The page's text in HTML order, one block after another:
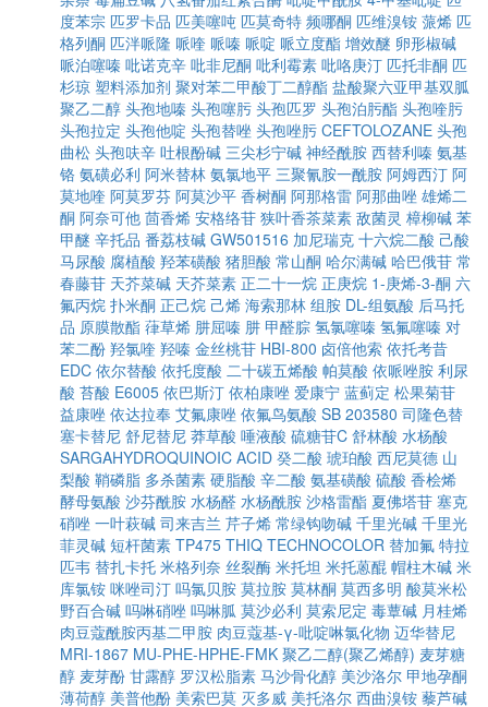
度苯宗 匹罗卡品 匹美噻吨 匹莫奇特 频哪酮 匹维溴铵 蒎烯 匹
格列酮 匹泮哌隆 哌喹 哌嗪 哌啶 哌立度酯 增效醚 卵形椒碱
哌泊噻嗪 吡诺克辛 吡非尼酮 吡利霉素 吡咯庚汀 匹托非酮 匹
杉琼 塑料添加剂 聚对苯二甲酸丁二醇酯 盐酸聚六亚甲基双胍
聚乙二醇 头孢地嗪 头孢噻肟 头孢匹罗 头孢泊肟酯 头孢喹肟
头孢拉定 头孢他啶 头孢替唑 头孢唑肟 CEFTOLOZANE 头孢
曲松 头孢呋辛 吐根酚碱 三尖杉宁碱 神经酰胺 西替利嗪 氨基
铬 氨磺必利 阿米替林 氨氯地平 三聚氰胺一酰胺 阿姆西汀 阿
莫地喹 阿莫罗芬 阿莫沙平 香树酮 阿那格雷 阿那曲唑 雄烯二
酮 阿奈可他 茴香烯 安格络苷 狭叶香茶菜素 敌菌灵 樟柳碱 苯
甲醚 辛托品 番荔枝碱 GW501516 加尼瑞克 十六烷二酸 己酸
马尿酸 腐植酸 羟苯磺酸 猪胆酸 常山酮 哈尔满碱 哈巴俄苷 常
春藤苷 天芥菜碱 天芥菜素 正二十一烷 正庚烷 1-庚烯-3-酮 六
氟丙烷 扑米酮 正己烷 己烯 海索那林 组胺 DL-组氨酸 后马托
品 原膜散酯 葎草烯 肼屈嗪 肼 甲醛腙 氢氯噻嗪 氢氟噻嗪 对
苯二酚 羟氯喹 羟嗪 金丝桃苷 HBI-800 卤倍他索 依托考昔
EDC 依尔替酸 依托度酸 二十碳五烯酸 帕莫酸 依哌唑胺 利尿
酸 苔酸 E6005 依巴斯汀 依柏康唑 爱康宁 蓝蓟定 松果菊苷
益康唑 依达拉奉 艾氟康唑 依氟鸟氨酸 SB 203580 司隆色替
塞卡替尼 舒尼替尼 莽草酸 唾液酸 硫糖苷C 舒林酸 水杨酸
SARGAHYDROQUINOIC ACID 癸二酸 琥珀酸 西尼莫德 山
梨酸 鞘磷脂 多杀菌素 硬脂酸 辛二酸 氨基磺酸 硫酸 香桧烯
酵母氨酸 沙芬酰胺 水杨醛 水杨酰胺 沙格雷酯 夏佛塔苷 塞克
硝唑 一叶萩碱 司来吉兰 芹子烯 常绿钩吻碱 千里光碱 千里光
菲灵碱 短杆菌素 TP475 THIQ TECHNOCOLOR 替加氟 特拉
匹韦 替扎卡托 米格列奈 丝裂酶 米托坦 米托蒽醌 帽柱木碱 米
库氯铵 咪唑司汀 吗氯贝胺 莫拉胺 莫林酮 莫西多明 酸莫米松
野百合碱 吗啉硝唑 吗啉胍 莫沙必利 莫索尼定 毒蕈碱 月桂烯
肉豆蔻酰胺丙基二甲胺 肉豆蔻基-γ-吡啶啉氯化物 迈华替尼
MRI-1867 MU-PHE-HPHE-FMK 聚乙二醇(聚乙烯醇) 麦芽糖
醇 麦芽酚 甘露醇 罗汉松脂素 马沙骨化醇 美沙洛尔 甲地孕酮
薄荷醇 美普他酚 美索巴莫 灭多威 美托洛尔 西曲溴铵 藜芦碱